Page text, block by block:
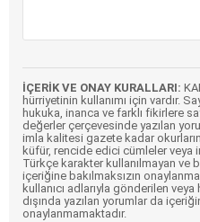
İÇERİK VE ONAY KURALLARI:
hürriyetinin kullanımı için vardır.
hukuka, inanca ve farklı fikirlere
değerler çerçevesinde yazılan
imla kalitesi gazete kadar
küfür, rencide edici cümleler veya
Türkçe karakter kullanılmayan ve
içeriğine bakılmaksızın
kullanıcı adlarıyla gönderilen veya
dışında yazılan yorumlar da
onaylanmamaktadır.